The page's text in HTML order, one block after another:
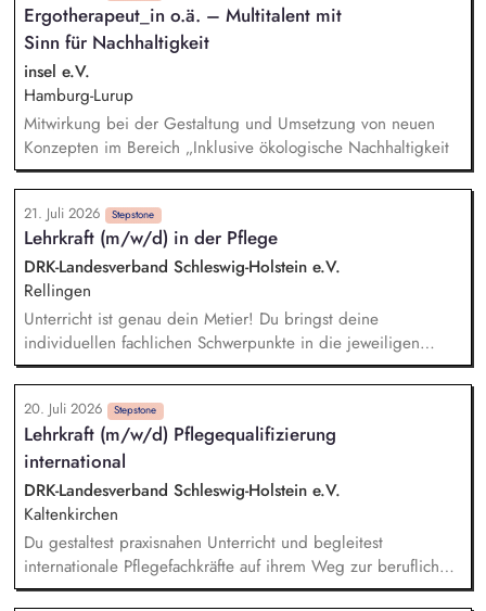
Hilfeplanung wirken Sie mit und arbeiten eng mit
Fallzuständigen und Fachkräften der Jugendämter sowie
weiteren in den Entwicklungsprozess einbezogenen Personen
zusammen. Sie führen Kennenlerngespräche und beteiligen
sich aktiv am Aufnahmeprozess.
Ergotherapeut_in o.ä. – Multitalent mit
Sinn für Nachhaltigkeit
insel e.V.
Hamburg-Lurup
Mitwirkung bei der Gestaltung und Umsetzung von neuen
Konzepten im Bereich „Inklusive ökologische Nachhaltigkeit
21. Juli 2026 Stepstone
Lehrkraft (m/w/d) in der Pflege
DRK-Landesverband Schleswig-Holstein e.V.
Rellingen
Unterricht ist genau dein Metier! Du bringst deine
individuellen fachlichen Schwerpunkte in die jeweiligen
Kompetenzbereiche ein und gestaltest dafür sowohl
theoretische als auch praktische Unterrichtseinheiten (bei
einem wöchentlichen Stundendeputat von 22 UE bei Vollzeit)
Optional: Sozialpädagogische Begleitung und Beratung von
Auszubildenden und Unterstützung bei persönlichen,
sozialen und schulischen Herausforderungen Du bist in
engem Austausch mit den Ausbildungsbetrieben und
unterstützt die Praxisanleitenden (m/w/d) bei der
persönlichen und kulturellen Integration der Auszubildenden
20. Juli 2026 Stepstone
Lehrkraft (m/w/d) Pflegequalifizierung
international
DRK-Landesverband Schleswig-Holstein e.V.
Kaltenkirchen
Du gestaltest praxisnahen Unterricht und begleitest
internationale Pflegefachkräfte auf ihrem Weg zur beruflichen
Anerkennung. Zu deinen Aufgaben gehören insbesondere: